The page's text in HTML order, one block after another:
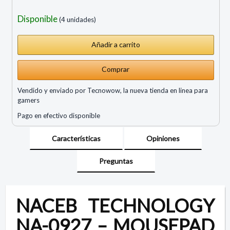
Disponible(4 unidades)
Comprar
Vendido y enviado por Tecnowow, la nueva tienda en linea para
gamers
Pago en efectivo disponible
Características Opiniones
Preguntas
NACEB TECHNOLOGY
NA-0927 – MOUSEPAD